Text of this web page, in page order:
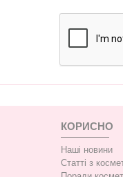
КОРИСНО
Наші новини
Статті з